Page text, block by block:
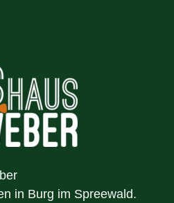
in Burg im Spreewald.